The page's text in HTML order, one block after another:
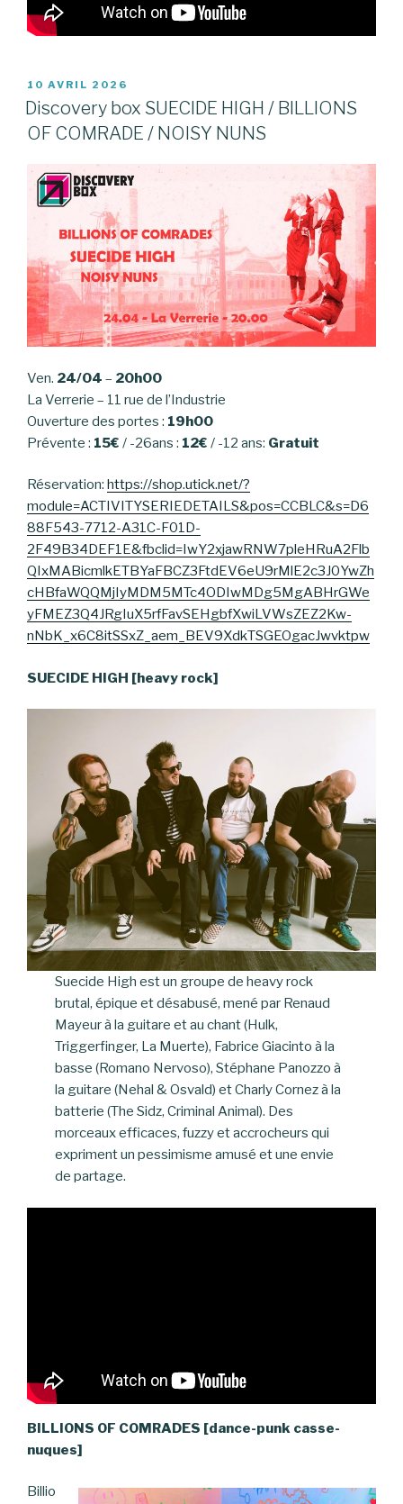
PUBLIÉ
LE
10 AVRIL 2026
Discovery box SUECIDE HIGH / BILLIONS
OF COMRADE / NOISY NUNS
Ven. 24/04 – 20h00
La Verrerie – 11 rue de l’Industrie
Ouverture des portes : 19h00
Prévente : 15€ / -26ans : 12€ / -12 ans: Gratuit
Réservation: https://shop.utick.net/?
module=ACTIVITYSERIEDETAILS&pos=CCBLC&s=D6
88F543-7712-A31C-F01D-
2F49B34DEF1E&fbclid=IwY2xjawRNW7pleHRuA2Flb
QIxMABicmlkETBYaFBCZ3FtdEV6eU9rMlE2c3J0YwZh
cHBfaWQQMjIyMDM5MTc4ODIwMDg5MgABHrGWe
yFMEZ3Q4JRgIuX5rfFavSEHgbfXwiLVWsZEZ2Kw-
nNbK_x6C8itSSxZ_aem_BEV9XdkTSGEOgacJwvktpw
SUECIDE HIGH [heavy rock]
Suecide High est un groupe de heavy rock
brutal, épique et désabusé, mené par Renaud
Mayeur à la guitare et au chant (Hulk,
Triggerfinger, La Muerte), Fabrice Giacinto à la
basse (Romano Nervoso), Stéphane Panozzo à
la guitare (Nehal & Osvald) et Charly Cornez à la
batterie (The Sidz, Criminal Animal). Des
morceaux efficaces, fuzzy et accrocheurs qui
expriment un pessimisme amusé et une envie
de partage.
BILLIONS OF COMRADES [dance-punk casse-
nuques]
Billio